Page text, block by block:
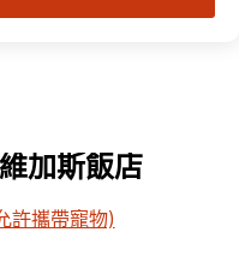
加斯飯店
許攜帶寵物)